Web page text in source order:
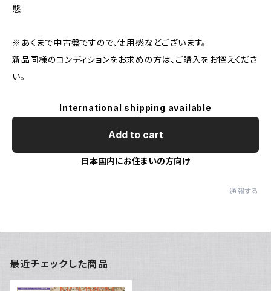
態
※あくまで中古盤ですので、使用感などございます。
新品同様のコンディションをお求めの方は、ご購入をお控えくださ
い。
International shipping available
Add to cart
日本国内にお住まいの方向け
通報する
最近チェックした商品